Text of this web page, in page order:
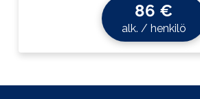
86 €
alk. / henkilö